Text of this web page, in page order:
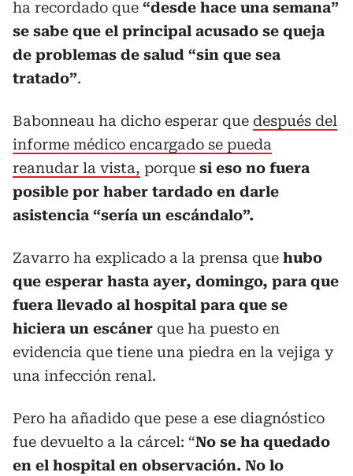
ha recordado que “desde hace una semana”
se sabe que el principal acusado se queja
de problemas de salud “sin que sea
tratado”.
Babonneau ha dicho esperar que después del
informe médico encargado se pueda
reanudar la vista, porque si eso no fuera
posible por haber tardado en darle
asistencia “sería un escándalo”.
Zavarro ha explicado a la prensa que hubo
que esperar hasta ayer, domingo, para que
fuera llevado al hospital para que se
hiciera un escáner que ha puesto en
evidencia que tiene una piedra en la vejiga y
una infección renal.
Pero ha añadido que pese a ese diagnóstico
fue devuelto a la cárcel: “No se ha quedado
en el hospital en observación. No lo